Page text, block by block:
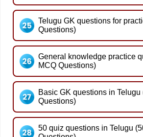
Telugu GK questions for
Questions)
General knowledge practice
MCQ Questions)
Basic GK questions in Telugu
Questions)
50 quiz questions in Telugu